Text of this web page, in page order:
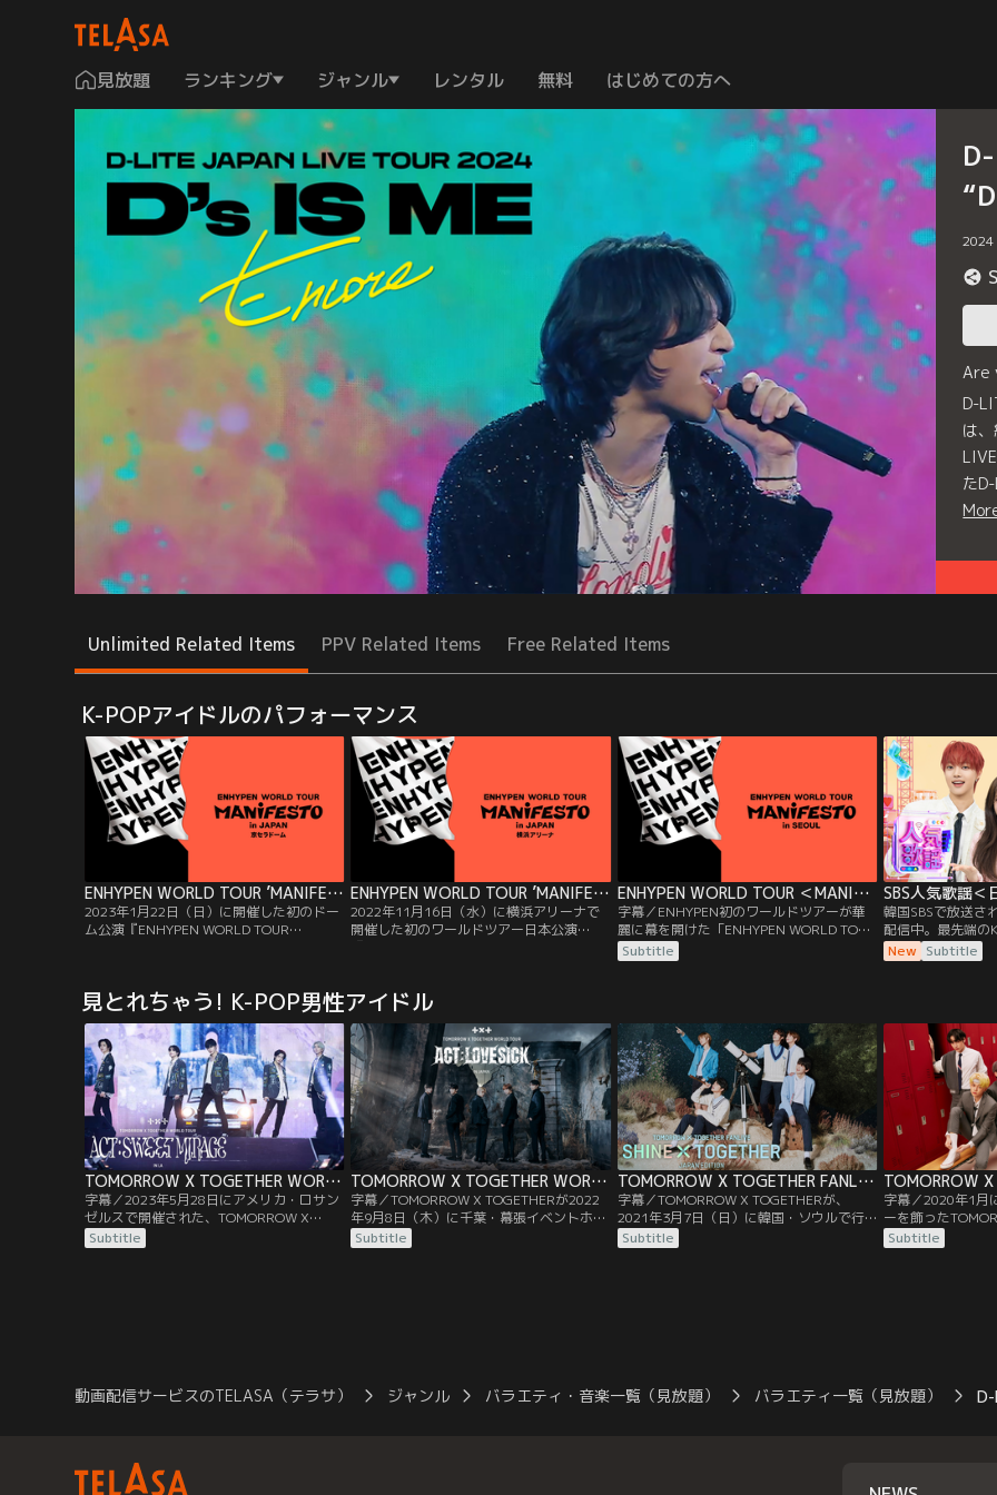
見放題 ランキング ジャンル レンタル 無料 はじめての方へ
2024
Are
D-
は
た
Unlimited Related Items PPV Related Items Free Related Items
K-POPアイドルのパフォーマンス
ENHYPEN WORLD TOUR ’MANIFESTO’ in JAPAN 京セラドーム
2023年1月22日（日）に開催した初のドー
ム公演『ENHYPEN WORLD TOUR
ーム公演を完遂。
ENHYPEN WORLD TOUR ’MANIFESTO’ in JAPAN 横浜アリーナ
2022年11月16日（水）に横浜アリーナで
開催した初のワールドツアー日本公演
テージ”は切に願っていたものだった。「全
世界にENHYPENのことを知ってもらい…。
ENHYPEN WORLD TOUR ＜MANIFESTO＞ in SEOUL／字幕
字幕／ENHYPEN初のワールドツアーが華
麗に幕を開けた「ENHYPEN WORLD TOUR
‘MANIFESTO’ in SEOUL」。2022年9月に行
われた本公演では、デビュー曲「Given-
Subtitle
SBS人気歌謡＜
韓国SBSで放送さ
配信中。最先端の
テージをお届けし
New Subtitle
見とれちゃう! K-POP男性アイドル
TOMORROW X TOGETHER WORLD TOUR ＜ACT ： SWEET MIRAGE＞ IN LA／字幕
字幕／2023年5月28日にアメリカ・ロサン
ゼルスで開催された、TOMORROW X
TOGETHER 2回目のワールドツアー
『TOMORROW X TOGETHER WORLD
Subtitle
TOMORROW X TOGETHER WORLD TOUR ＜ACT：LOVE SICK＞ IN JAPAN／字幕
字幕／TOMORROW X TOGETHERが2022
年9月8日（木）に千葉・幕張イベントホー
ルで開催した日本での初ワールドツアー
『TOMORROW X TOGETHER WORLD
Subtitle
TOMORROW X TOGETHER FANLIVE SHINE X TOGETHER JAPAN EDITION／字幕
字幕／TOMORROW X TOGETHERが、
2021年3月7日（日）に韓国・ソウルで行っ
た日本のファンへ向けてのスペシャル・オ
ンラインライブ『TOMORROW X
Subtitle
字幕／2020年1月
ーを飾った
その8カ月後に無
のライブ『
Subtitle
動画配信サービスのTELASA（テラサ） ジャンル バラエティ・音楽一覧（見放題） バラエティ一覧（見放題）